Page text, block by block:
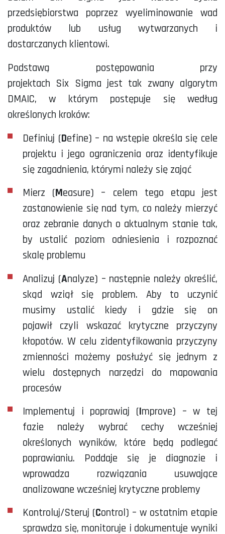
przedsiębiorstwa poprzez wyeliminowanie wad
produktów lub usług wytwarzanych i
dostarczanych klientowi.
Podstawą postępowania przy
projektach Six Sigma jest tak zwany algorytm
DMAIC, w którym postępuje się według
określonych kroków:
Definiuj (Define) – na wstępie określa się cele
projektu i jego ograniczenia oraz identyfikuje
się zagadnienia, którymi należy się zająć
Mierz (Measure) – celem tego etapu jest
zastanowienie się nad tym, co należy mierzyć
oraz zebranie danych o aktualnym stanie tak,
by ustalić poziom odniesienia i rozpoznać
skalę problemu
Analizuj (Analyze) – następnie należy określić,
skąd wziął się problem. Aby to uczynić
musimy ustalić kiedy i gdzie się on
pojawił czyli wskazać krytyczne przyczyny
kłopotów. W celu zidentyfikowania przyczyny
zmienności możemy posłużyć się jednym z
wielu dostępnych narzędzi do mapowania
procesów
Implementuj i poprawiaj (Improve) – w tej
fazie należy wybrać cechy wcześniej
określonych wyników, które będą podlegać
poprawianiu. Poddaje się je diagnozie i
wprowadza rozwiązania usuwające
analizowane wcześniej krytyczne problemy
Kontroluj/Steruj (Control) – w ostatnim etapie
sprawdza się, monitoruje i dokumentuje wyniki